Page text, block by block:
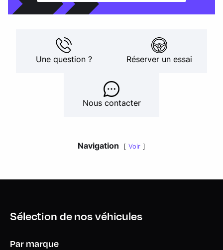
Une question ? Réserver un essai
Nous contacter
Navigation Voir
Sélection de nos véhicules
Par marque